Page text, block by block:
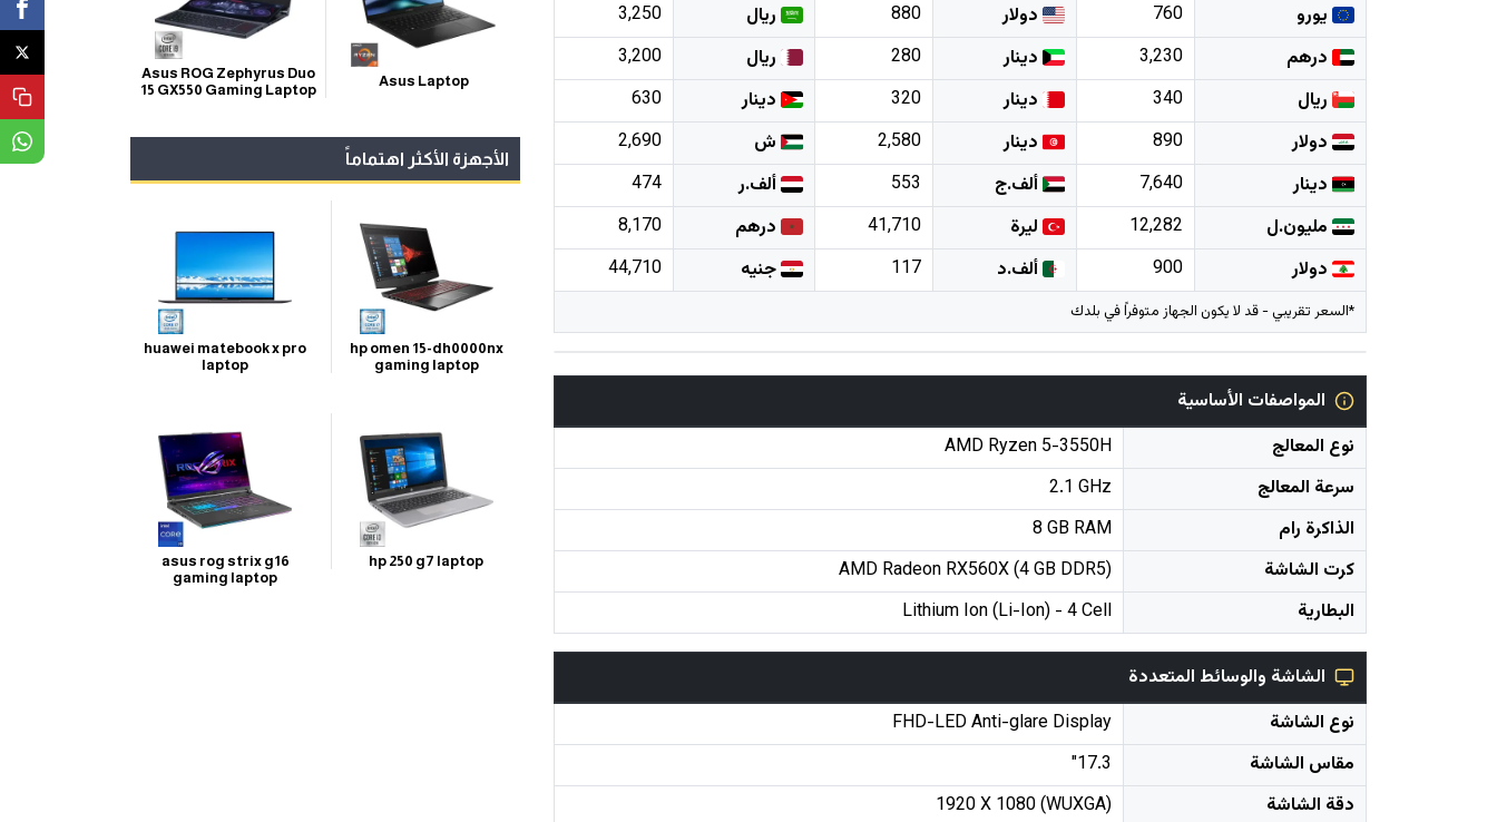
يورو
760 دولار 880 ريال
3,250
درهم
3,230 دينار 280 ريال
3,200
ريال
340 دينار 320 دينار
630
دولار
890 دينار 2,580 ش
2,690
دينار
7,640 ألف.ج 553 ألف.ر
474
مليون.ل
12,282 ليرة 41,710 درهم
8,170
دولار
900 ألف.د 117 جنيه 44,710
*السعر تقريبي - قد لا يكون الجهاز متوفراً في بلدك
المواصفات الأساسية
نوع المعالج
AMD Ryzen 5-3550H
سرعة المعالج
2.1 GHz
الذاكرة رام
8 GB RAM
كرت الشاشة
AMD Radeon RX560X (4 GB DDR5)
البطارية
Lithium Ion (Li-Ion) - 4 Cell
الشاشة والوسائط المتعددة
نوع الشاشة
FHD-LED Anti-glare Display
مقاس الشاشة
17.3"
دقة الشاشة
1920 X 1080 (WUXGA)
Asus Laptop
Asus ROG Zephyrus Duo
15 GX550 Gaming Laptop
الأجهزة الأكثر اهتماماً
hp omen 15-dh0000nx
gaming laptop
huawei matebook x pro
laptop
hp 250 g7 laptop
asus rog strix g16
gaming laptop